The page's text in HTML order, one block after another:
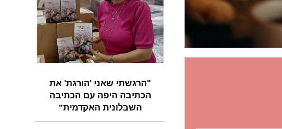
"הרגשתי שאני 'הורגת' את
הכתיבה היפה עם הכתיבה
השבלונית האקדמית"